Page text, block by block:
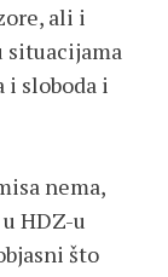
ali i
situacijama
i sloboda i
nema,
HDZ-u
što